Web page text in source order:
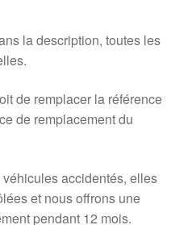
la description, toutes les
de remplacer la référence
de remplacement du
accidentés, elles
et nous offrons une
pendant 12 mois.